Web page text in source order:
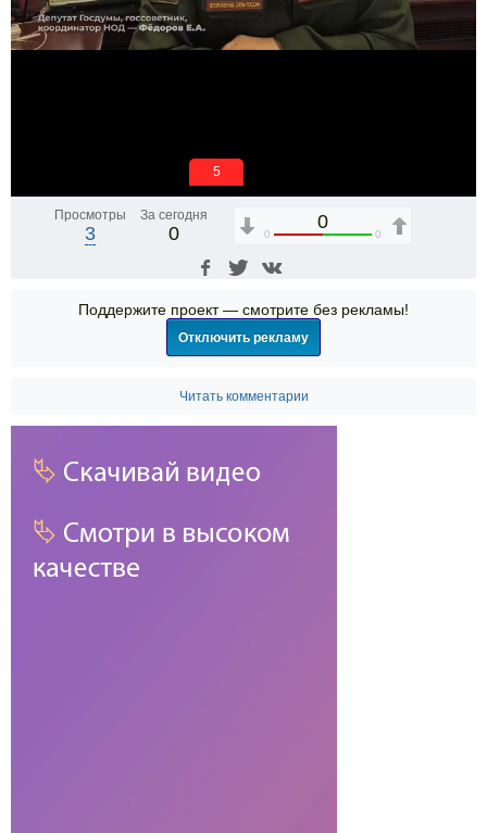
5
Просмотры
3
За сегодня
0
0
0 0
Поддержите проект — смотрите без рекламы!
Отключить рекламу
Читать комментарии